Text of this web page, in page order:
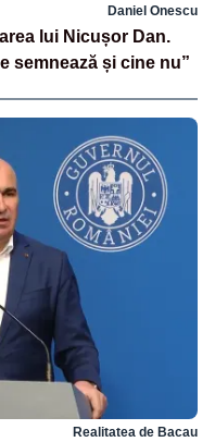
Daniel Onescu
lui Nicușor Dan.
semnează și cine nu”
Realitatea de Bacau